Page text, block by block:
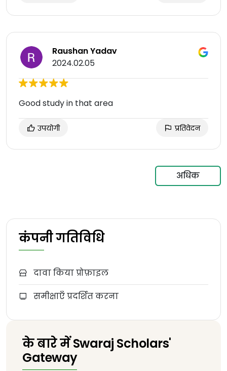
Raushan Yadav
2024.02.05
Good study in that area
उपयोगी प्रतिवेदन
अधिक
कंपनी गतिविधि
दावा किया प्रोफ़ाइल
समीक्षाएँ प्रदर्शित करना
के बारे में Swaraj Scholars'
Gateway